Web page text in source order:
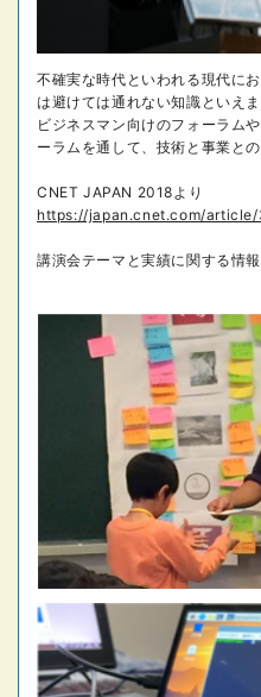
不確実な時代といわれる現代に
は避けては通れない知識といえま
ビジネスマン向けのフォーラム
ーラムを通して、技術と事業と
CNET JAPAN 2018より
https://japan.cnet.com/article/
講演会テーマと実績に関する情